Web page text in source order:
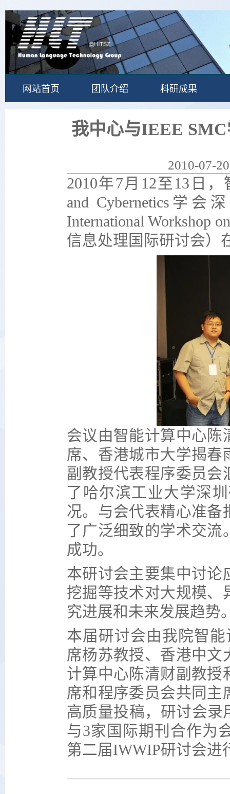
网站首页 团队介绍 科研成果
我中心与IEEE
2010-07-
2010年7月12至13日
and Cybernetics学
International Workshop
信息处理国际研讨会）
会议由智能计算中心陈
席、香港城市大学揭春
副教授代表程序委员会
了哈尔滨工业大学深
况。与会代表精心准备
了广泛细致的学术交
成功。
本研讨会主要集中讨论
挖掘等技术对大规模、
究进展和未来发展趋势
本届研讨会由我院智
席杨苏教授、香港中文
计算中心陈清财副教授
席和程序委员会共同主
高质量投稿，研讨会录
与3家国际期刊合作为
第二届IWWIP研讨会进